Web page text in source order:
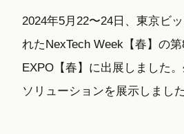
2024年5月22〜24日、東京ビ
れたNexTech Week【春】の
EXPO【春】に出展しました
ソリューションを展示しました